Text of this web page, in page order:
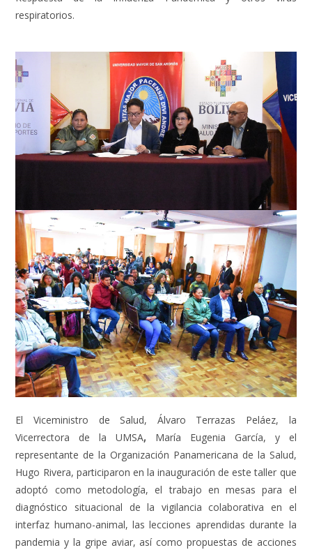
respiratorios.
El Viceministro de Salud, Álvaro Terrazas Peláez, la
Vicerrectora de la UMSA, María Eugenia García, y el
representante de la Organización Panamericana de la Salud,
Hugo Rivera, participaron en la inauguración de este taller que
adoptó como metodología, el trabajo en mesas para el
diagnóstico situacional de la vigilancia colaborativa en el
interfaz humano-animal, las lecciones aprendidas durante la
pandemia y la gripe aviar, así como propuestas de acciones